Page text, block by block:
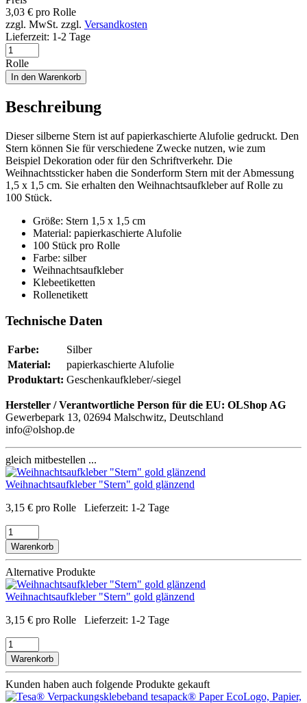
3,03 € pro Rolle
zzgl. MwSt. zzgl. Versandkosten
Lieferzeit: 1-2 Tage
Rolle
In den Warenkorb
Beschreibung
Dieser silberne Stern ist auf papierkaschierte Alufolie gedruckt. Den
Stern können Sie für verschiedene Zwecke nutzen, wie zum
Beispiel Dekoration oder für den Schriftverkehr. Die
Weihnachtssticker haben die Sonderform Stern mit der Abmessung
1,5 x 1,5 cm. Sie erhalten den Weihnachtsaufkleber auf Rolle zu
100 Stück.
Größe: Stern 1,5 x 1,5 cm
Material: papierkaschierte Alufolie
100 Stück pro Rolle
Farbe: silber
Weihnachtsaufkleber
Klebeetiketten
Rollenetikett
Technische Daten
Farbe:
Silber
Material:
papierkaschierte Alufolie
Produktart: Geschenkaufkleber/-siegel
Hersteller / Verantwortliche Person für die EU: OLShop AG
Gewerbepark 13, 02694 Malschwitz, Deutschland
info@olshop.de
gleich mitbestellen ...
Weihnachtsaufkleber "Stern" gold glänzend
3,15 € pro Rolle Lieferzeit: 1-2 Tage
Warenkorb
Alternative Produkte
Weihnachtsaufkleber "Stern" gold glänzend
3,15 € pro Rolle Lieferzeit: 1-2 Tage
Warenkorb
Kunden haben auch folgende Produkte gekauft